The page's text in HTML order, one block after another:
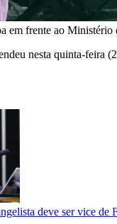
em frente ao
nesta quinta-feira
deve ser vice